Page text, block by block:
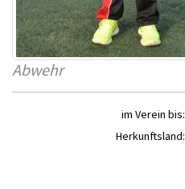
Abwehr
im Verein bis:
Herkunftsland: